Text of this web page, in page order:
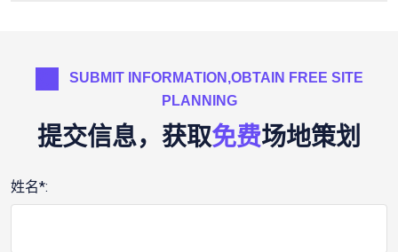
SUBMIT INFORMATION,OBTAIN FREE SITE
PLANNING
提交信息，获取免费场地策划
姓名*: